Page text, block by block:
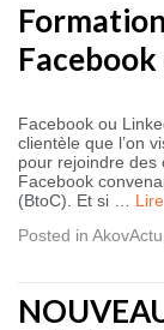
Facebook ou
clientèle que l’on
pour rejoindre des
Facebook
(BtoC). Et si …
Posted in AkovActu